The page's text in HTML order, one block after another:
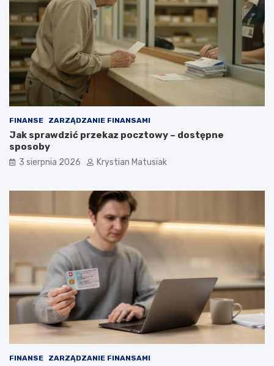
FINANSE ZARZĄDZANIE FINANSAMI
Jak sprawdzić przekaz pocztowy – dostępne
sposoby
3 sierpnia 2026 Krystian Matusiak
FINANSE ZARZĄDZANIE FINANSAMI